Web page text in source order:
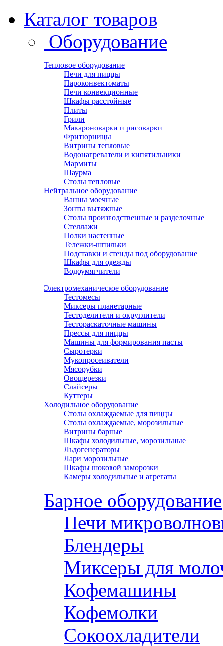
Каталог товаров
Оборудование
Тепловое оборудование
Печи для пиццы
Пароконвектоматы
Печи конвекционные
Шкафы расстойные
Плиты
Грили
Макароноварки и рисоварки
Фритюрницы
Витрины тепловые
Водонагреватели и кипятильники
Мармиты
Шаурма
Столы тепловые
Нейтральное оборудование
Ванны моечные
Зонты вытяжные
Столы производственные и разделочные
Стеллажи
Полки настенные
Тележки-шпильки
Подставки и стенды под оборудование
Шкафы для одежды
Водоумягчители
Электромеханическое оборудование
Тестомесы
Миксеры планетарные
Тестоделители и округлители
Тестораскаточные машины
Прессы для пиццы
Машины для формирования пасты
Сыротерки
Мукопросеиватели
Мясорубки
Овощерезки
Слайсеры
Куттеры
Холодильное оборудование
Столы охлаждаемые для пиццы
Столы охлаждаемые, морозильные
Витрины барные
Шкафы холодильные, морозильные
Льдогенераторы
Лари морозильные
Шкафы шоковой заморозки
Камеры холодильные и агрегаты
Барное оборудование
Печи
Блендеры
Миксеры для
Кофемашины
Кофемолки
Сокоохладители